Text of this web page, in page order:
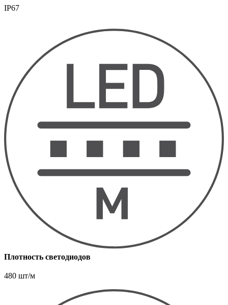
IP67
Плотность светодиодов
480 шт/м